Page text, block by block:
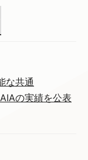
な共通
の実績を公表